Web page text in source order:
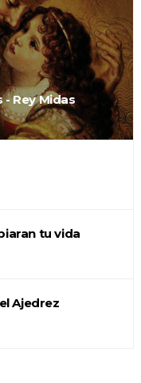
Rey Midas
tu vida
Ajedrez